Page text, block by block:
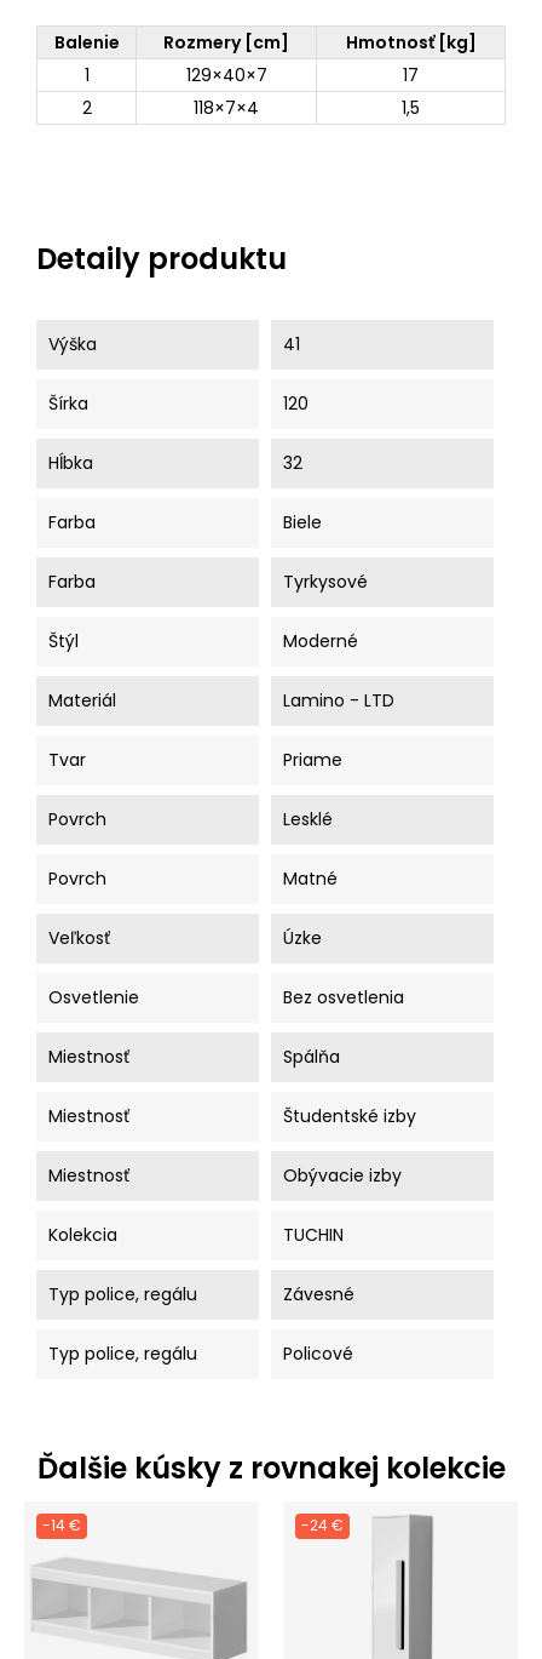
Balenie Rozmery [cm]
Hmotnosť [kg]
1
129×40×7
17
2
118×7×4 1,5
Detaily produktu
Výška 41
Šírka 120
Hĺbka 32
Farba Biele
Farba Tyrkysové
Štýl Moderné
Materiál Lamino - LTD
Tvar Priame
Povrch Lesklé
Povrch Matné
Veľkosť Úzke
Osvetlenie Bez osvetlenia
Miestnosť Spálňa
Miestnosť Študentské izby
Miestnosť Obývacie izby
Kolekcia TUCHIN
Typ police, regálu Závesné
Typ police, regálu Policové
Ďalšie kúsky z rovnakej kolekcie
-14 € -24 €